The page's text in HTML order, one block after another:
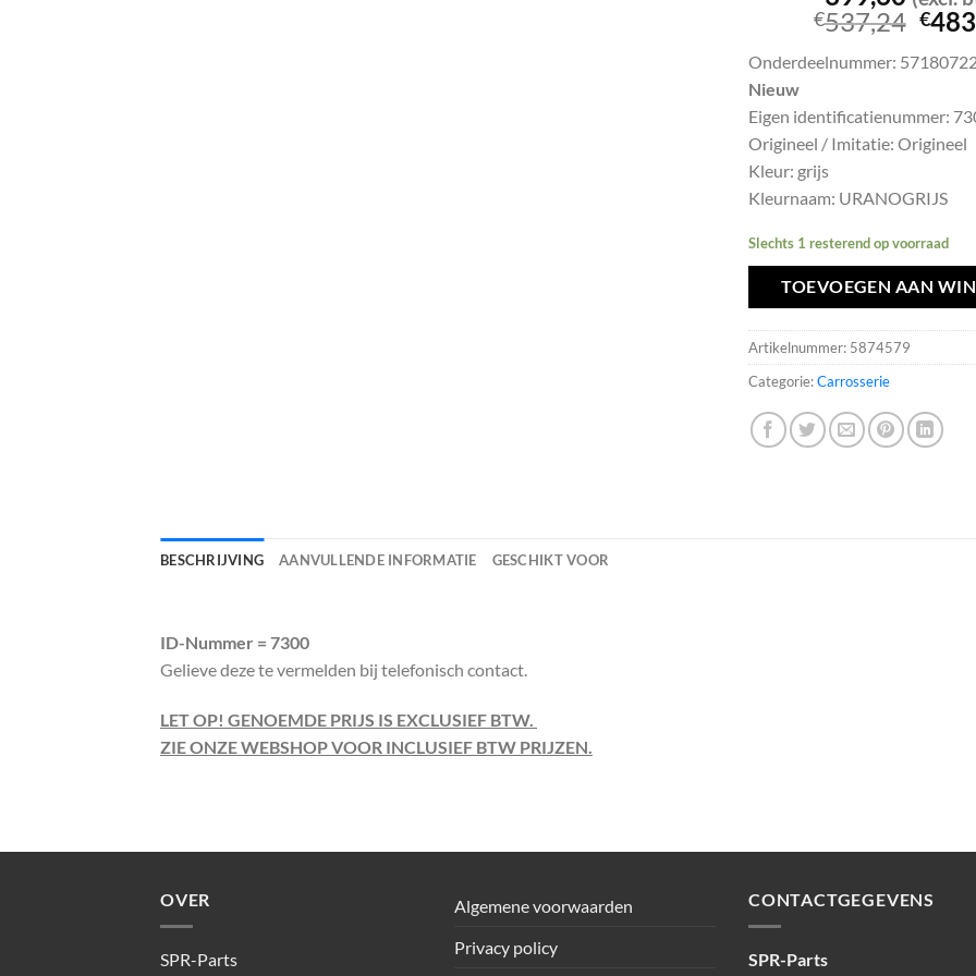
€537,24
was:
€
Onderdeelnummer:
Nieuw
Eigen identificatienummer:
Origineel / Imitatie: Origineel
Kleur: grijs
Kleurnaam: URANOGRIJS
Slechts 1 resterend op voorraad
TOEVOEGEN AAN
Artikelnummer: 5874579
Categorie:Carrosserie
BESCHRIJVING AANVULLENDE INFORMATIE GESCHIKT VOOR
ID-Nummer = 7300
Gelieve deze te vermelden bij telefonisch contact.
LET OP! GENOEMDE PRIJS IS EXCLUSIEF BTW.
ZIE ONZE WEBSHOP VOOR INCLUSIEF BTW PRIJZEN.
OVER
SPR-Parts
Algemene voorwaarden
Privacy policy
CONTACTGEGEVENS
SPR-Parts